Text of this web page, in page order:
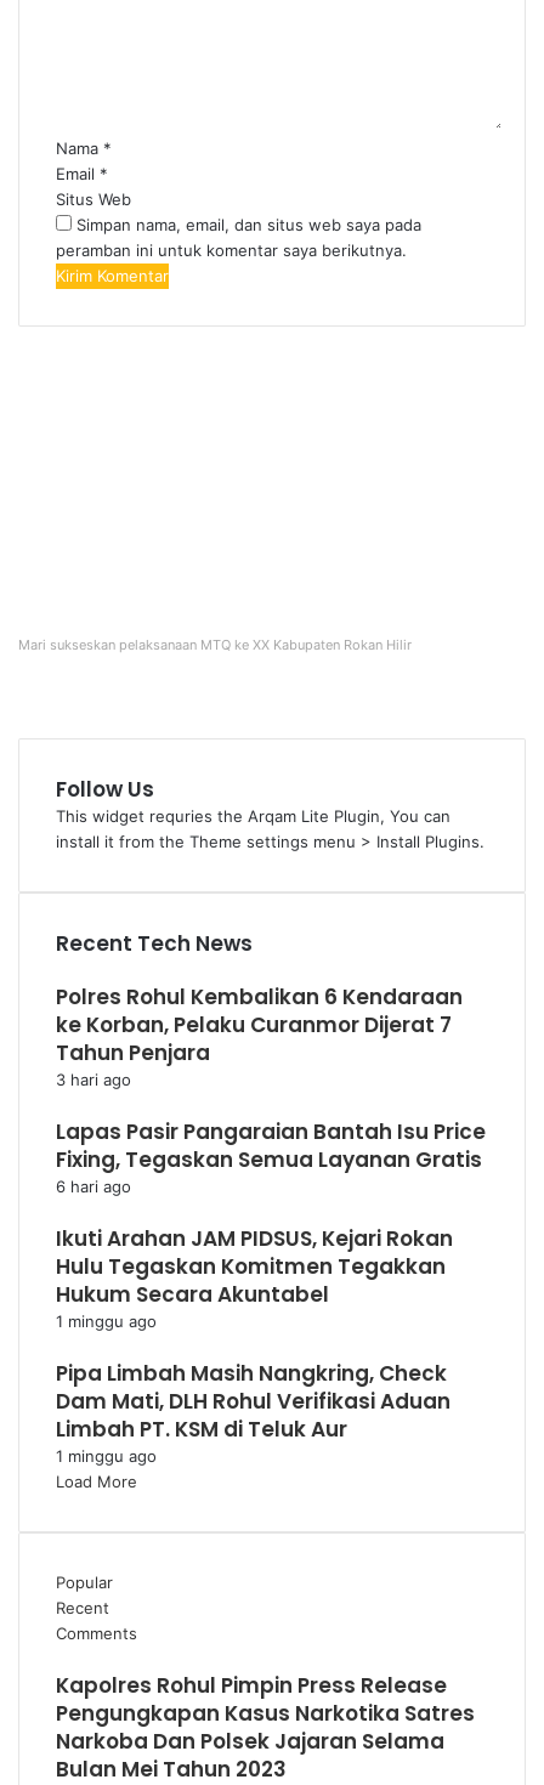
Nama *
Email *
Situs Web
Simpan nama, email, dan situs web saya pada
peramban ini untuk komentar saya berikutnya.
Mari sukseskan pelaksanaan MTQ ke XX Kabupaten Rokan Hilir
Follow Us
This widget requries the Arqam Lite Plugin, You can
install it from the Theme settings menu > Install Plugins.
Recent Tech News
Polres Rohul Kembalikan 6 Kendaraan
ke Korban, Pelaku Curanmor Dijerat 7
Tahun Penjara
3 hari ago
Lapas Pasir Pangaraian Bantah Isu Price
Fixing, Tegaskan Semua Layanan Gratis
6 hari ago
Ikuti Arahan JAM PIDSUS, Kejari Rokan
Hulu Tegaskan Komitmen Tegakkan
Hukum Secara Akuntabel
1 minggu ago
Pipa Limbah Masih Nangkring, Check
Dam Mati, DLH Rohul Verifikasi Aduan
Limbah PT. KSM di Teluk Aur
1 minggu ago
Load More
Popular
Recent
Comments
Kapolres Rohul Pimpin Press Release
Pengungkapan Kasus Narkotika Satres
Narkoba Dan Polsek Jajaran Selama
Bulan Mei Tahun 2023